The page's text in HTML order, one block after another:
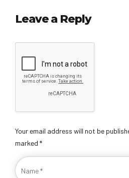
Leave a Reply
Your email address will not be
marked *